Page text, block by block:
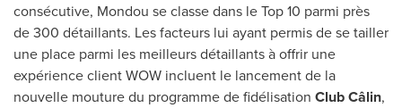
consécutive, Mondou se classe dans le Top 10 parmi près
de 300 détaillants. Les facteurs lui ayant permis de se tailler
une place parmi les meilleurs détaillants à offrir une
expérience client WOW incluent le lancement de la
nouvelle mouture du programme de fidélisation Club Câlin,